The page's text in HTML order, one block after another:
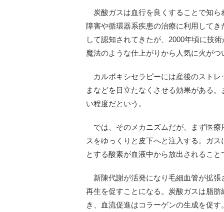
炭酸ガスは血行を良くすることで知ら
障害や循環器系疾患の治療に利用して
して認知されてきたが、2000年頃に技
魔法のような仕上がりから人気に火がつ
カルボキシセラピーには産後のストレ
まなどを目立たなくさせる効果がある
い程度だという。
では、そのメカニズムだが、まず医療
スをゆっくりと皮下へと注入する。ガ
とする酸素が血液中から放出されるこ
新陳代謝が活発になり毛細血管が拡張
再生を促すことになる。炭酸ガスは脂
き、血流促進はコラーゲンの生成を促